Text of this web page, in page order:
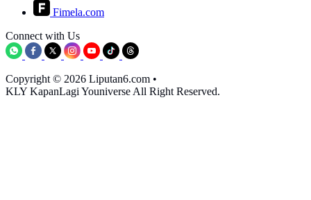
Fimela.com
Connect with Us
Copyright © 2026 Liputan6.com •
KLY KapanLagi Youniverse All Right Reserved.